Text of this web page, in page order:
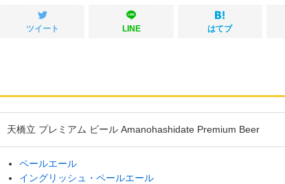
ツイート LINE はてブ
天橋立 プレミアム ビール Amanohashidate Premium Beer
ペールエール
イングリッシュ・ペールエール